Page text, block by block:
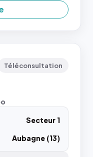
Téléconsultation
Secteur 1
Aubagne (13)